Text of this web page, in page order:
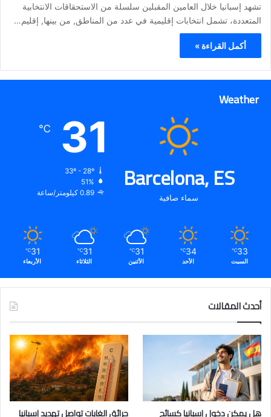
تشهد إسبانيا خلال العامين المقبلين سلسلة من الاستحقاقات الانتخابية
المتعددة، تشمل انتخابات إقليمية في عدد من المناطق, من بينها, إقليم…
أكمل القراءة »
Weather
Barcelona, ES
سماء صافية
31
℃
33º - 28º
51%
0.89 كيلومتر/ساعة
33
℃
السبت
34
℃
الأحد
31
℃
الأثنين
31
℃
الثلاثاء
31
℃
الأربعاء
أحدث المقالات
هل يمكن دخول إسبانيا كسائح
حرائق الغابات تواصل تهديد إسبانيا